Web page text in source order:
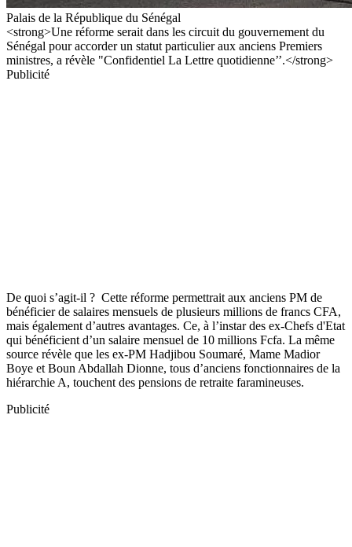
Palais de la République du Sénégal
<strong>Une réforme serait dans les circuit du gouvernement du
Sénégal pour accorder un statut particulier aux anciens Premiers
ministres, a révèle "Confidentiel La Lettre quotidienne’’.</strong>
Publicité
De quoi s’agit-il ? Cette réforme permettrait aux anciens PM de
bénéficier de salaires mensuels de plusieurs millions de francs CFA,
mais également d’autres avantages. Ce, à l’instar des ex-Chefs d'Etat
qui bénéficient d’un salaire mensuel de 10 millions Fcfa. La même
source révèle que les ex-PM Hadjibou Soumaré, Mame Madior
Boye et Boun Abdallah Dionne, tous d’anciens fonctionnaires de la
hiérarchie A, touchent des pensions de retraite faramineuses.
Publicité